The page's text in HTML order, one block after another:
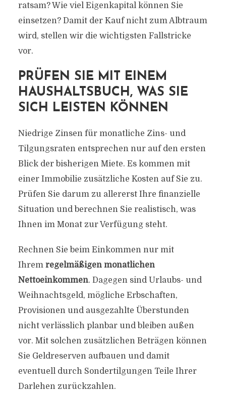
ratsam? Wie viel Eigenkapital können Sie
einsetzen? Damit der Kauf nicht zum Albtraum
wird, stellen wir die wichtigsten Fallstricke
vor.
PRÜFEN SIE MIT EINEM
HAUSHALTSBUCH, WAS SIE
SICH LEISTEN KÖNNEN
Niedrige Zinsen für monatliche Zins- und
Tilgungsraten entsprechen nur auf den ersten
Blick der bisherigen Miete. Es kommen mit
einer Immobilie zusätzliche Kosten auf Sie zu.
Prüfen Sie darum zu allererst Ihre finanzielle
Situation und berechnen Sie realistisch, was
Ihnen im Monat zur Verfügung steht.
Rechnen Sie beim Einkommen nur mit
Ihrem regelmäßigen monatlichen
Nettoeinkommen. Dagegen sind Urlaubs- und
Weihnachtsgeld, mögliche Erbschaften,
Provisionen und ausgezahlte Überstunden
nicht verlässlich planbar und bleiben außen
vor. Mit solchen zusätzlichen Beträgen können
Sie Geldreserven aufbauen und damit
eventuell durch Sondertilgungen Teile Ihrer
Darlehen zurückzahlen.